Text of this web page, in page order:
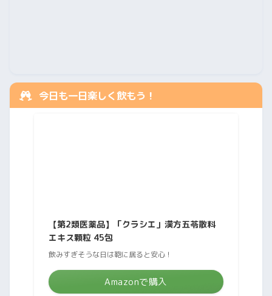
今日も一日楽しく飲もう！
【第2類医薬品】「クラシエ」漢方五苓散料
エキス顆粒 45包
飲みすぎそうな日は鞄に居ると安心！
Amazonで購入